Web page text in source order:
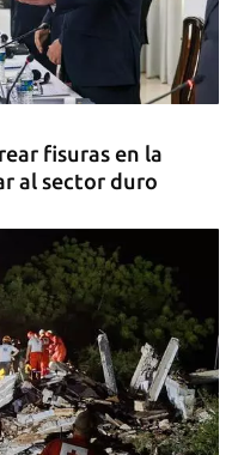
fisuras en la
al sector duro